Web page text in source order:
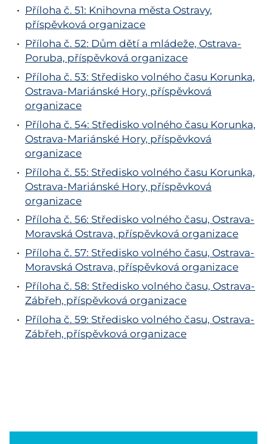
Příloha č. 51: Knihovna města Ostravy,
příspěvková organizace
Příloha č. 52: Dům dětí a mládeže, Ostrava-
Poruba, příspěvková organizace
Příloha č. 53: Středisko volného času Korunka,
Ostrava-Mariánské Hory, příspěvková
organizace
Příloha č. 54: Středisko volného času Korunka,
Ostrava-Mariánské Hory, příspěvková
organizace
Příloha č. 55: Středisko volného času Korunka,
Ostrava-Mariánské Hory, příspěvková
organizace
Příloha č. 56: Středisko volného času, Ostrava-
Moravská Ostrava, příspěvková organizace
Příloha č. 57: Středisko volného času, Ostrava-
Moravská Ostrava, příspěvková organizace
Příloha č. 58: Středisko volného času, Ostrava-
Zábřeh, příspěvková organizace
Příloha č. 59: Středisko volného času, Ostrava-
Zábřeh, příspěvková organizace